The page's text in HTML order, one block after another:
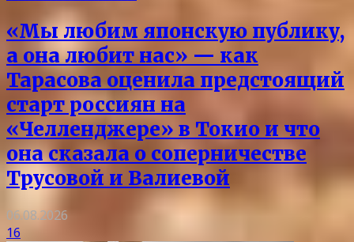
«Мы любим японскую публику,
а она любит нас» — как
Тарасова оценила предстоящий
старт россиян на
«Челленджере» в Токио и что
она сказала о соперничестве
Трусовой и Валиевой
06.08.2026
16